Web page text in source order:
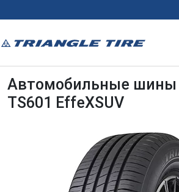
Автомобильные шины
TS601 EffeXSUV